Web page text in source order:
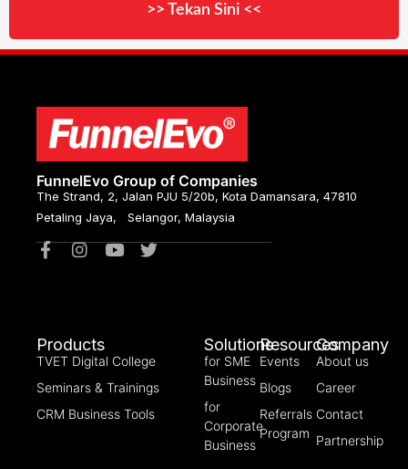
>> Tekan Sini <<
FunnelEvo Group of Companies
The Strand, 2, Jalan PJU 5/20b, Kota Damansara, 47810
Petaling Jaya, Selangor, Malaysia
Products
TVET Digital College
Seminars & Trainings
CRM Business Tools
Solutions
for SME
Business
for
Corporate
Business
Resources
Events
Blogs
Referrals
Program
Company
About us
Career
Contact
Partnership